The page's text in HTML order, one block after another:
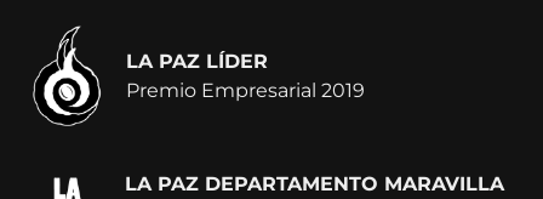
LA PAZ LÍDER
Premio Empresarial 2019
LA PAZ DEPARTAMENTO MARAVILLA